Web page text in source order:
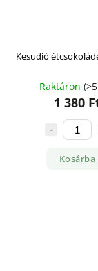
Kesudió
Raktáron
1 380
Kosárba